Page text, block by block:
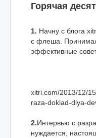
Горячая
1. Начну с блога
с флеша. Принимал
эффективные
xitri.com/2013/12/
raza-doklad-dlya-
2.Интервью с
нуждается,